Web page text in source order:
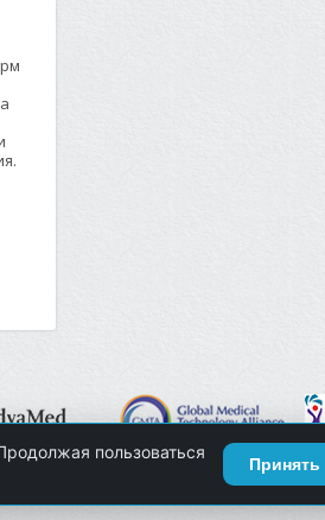
пользоваться
Принять